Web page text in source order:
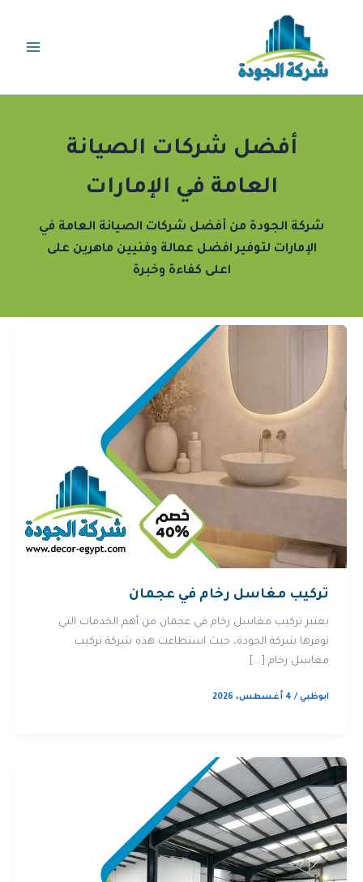
أفضل شركات الصيانة
العامة في الإمارات
شركة الجودة من أفضل شركات الصيانة العامة في
الإمارات لتوفير افضل عمالة وفنيين ماهرين على
اعلى كفاءة وخبرة
تركيب مغاسل رخام في عجمان
يعتبر تركيب مغاسل رخام في عجمان من أهم الخدمات التي
توفرها شركة الجودة، حيث استطاعت هذه شركة تركيب
مغاسل رخام […]
ابوظبي/ 4 أغسطس، 2026